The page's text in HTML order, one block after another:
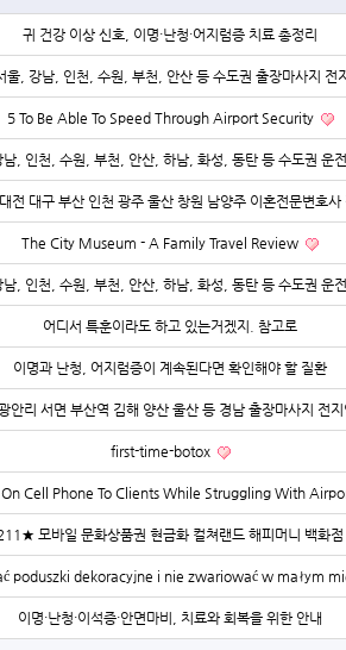
귀 건강 이상 신호, 이명·난청·어지럼증 치료 총정리
울, 강남, 인천, 수원, 부천, 안산 등 수도권 출장마사지 전
5 To Be Able To Speed Through Airport Security
, 인천, 수원, 부천, 안산, 하남, 화성, 동탄 등 수도권 운
전 대구 부산 인천 광주 울산 창원 남양주 이혼전문변호사
The City Museum - A Family Travel Review
, 인천, 수원, 부천, 안산, 하남, 화성, 동탄 등 수도권 운
어디서 특훈이라도 하고 있는거겠지. 참고로
이명과 난청, 어지럼증이 계속된다면 확인해야 할 질환
안리 서면 부산역 김해 양산 울산 등 경남 출장마사지 전
first-time-botox
Cell Phone To Clients While Struggling With
모바일 문화상품권 현금화 컬쳐랜드 해피머니 백화점
poduszki dekoracyjne i nie zwariować w małym
이명·난청·이석증·안면마비, 치료와 회복을 위한 안내